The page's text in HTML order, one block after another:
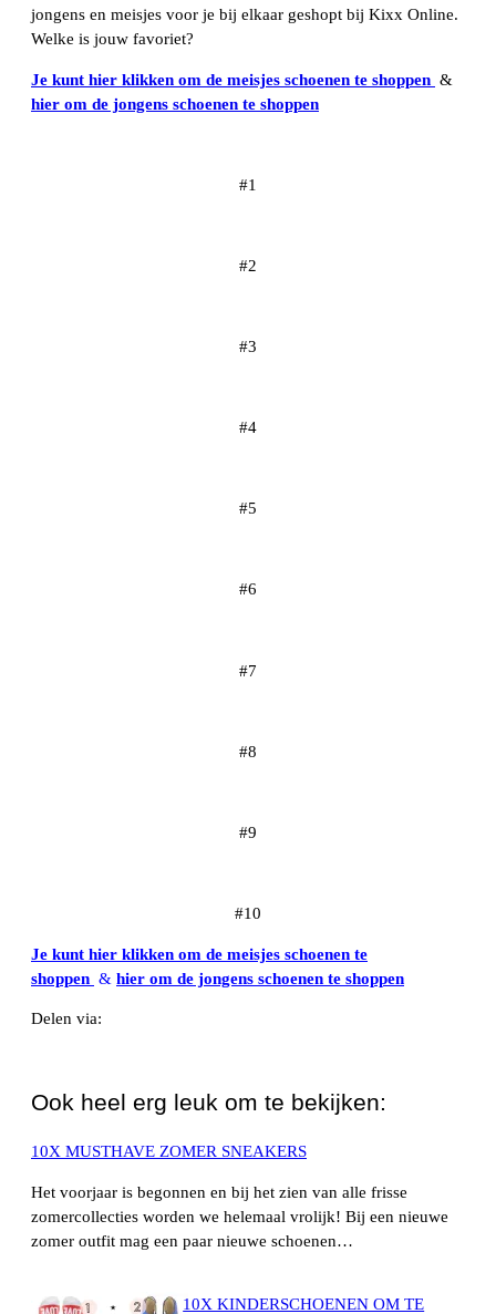
jongens en meisjes voor je bij elkaar geshopt bij Kixx Online.
Welke is jouw favoriet?
Je kunt hier klikken om de meisjes schoenen te shoppen &
hier om de jongens schoenen te shoppen
#1
#2
#3
#4
#5
#6
#7
#8
#9
#10
Je kunt hier klikken om de meisjes schoenen te
shoppen & hier om de jongens schoenen te shoppen
Delen via:
Ook heel erg leuk om te bekijken:
10X MUSTHAVE ZOMER SNEAKERS
Het voorjaar is begonnen en bij het zien van alle frisse
zomercollecties worden we helemaal vrolijk! Bij een nieuwe
zomer outfit mag een paar nieuwe schoenen…
10X KINDERSCHOENEN OM TE